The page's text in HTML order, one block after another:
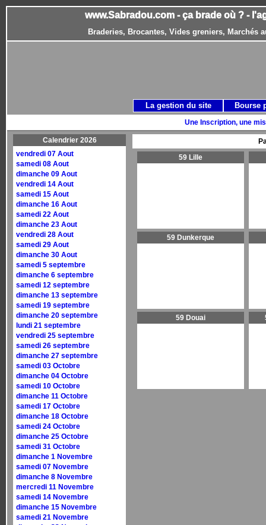
www.Sabradou.com - ça brade où ? -
Braderies, Brocantes, Vides greniers, Marchés
Une Inscription, une
Calendrier 2026
vendredi 07 Aout
samedi 08 Aout
dimanche 09 Aout
vendredi 14 Aout
samedi 15 Aout
dimanche 16 Aout
samedi 22 Aout
dimanche 23 Aout
vendredi 28 Aout
samedi 29 Aout
dimanche 30 Aout
samedi 5 septembre
dimanche 6 septembre
samedi 12 septembre
dimanche 13 septembre
samedi 19 septembre
dimanche 20 septembre
lundi 21 septembre
vendredi 25 septembre
samedi 26 septembre
dimanche 27 septembre
samedi 03 Octobre
dimanche 04 Octobre
samedi 10 Octobre
dimanche 11 Octobre
samedi 17 Octobre
dimanche 18 Octobre
samedi 24 Octobre
dimanche 25 Octobre
samedi 31 Octobre
dimanche 1 Novembre
samedi 07 Novembre
dimanche 8 Novembre
mercredi 11 Novembre
samedi 14 Novembre
dimanche 15 Novembre
samedi 21 Novembre
59 Lille
59 Dunkerque
59 Douai
La gestion du site Bourse